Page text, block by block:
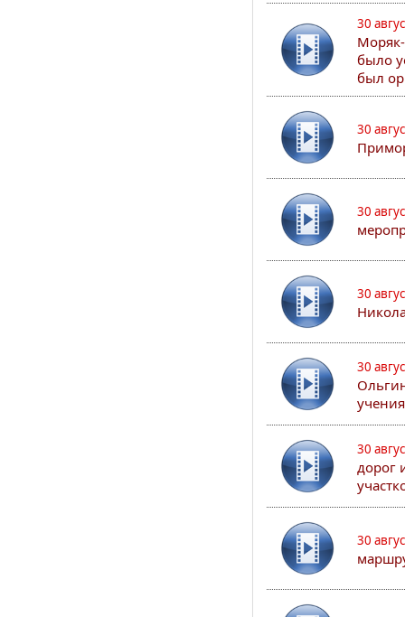
30
было
был
30
30
30
30
30
дорог
30